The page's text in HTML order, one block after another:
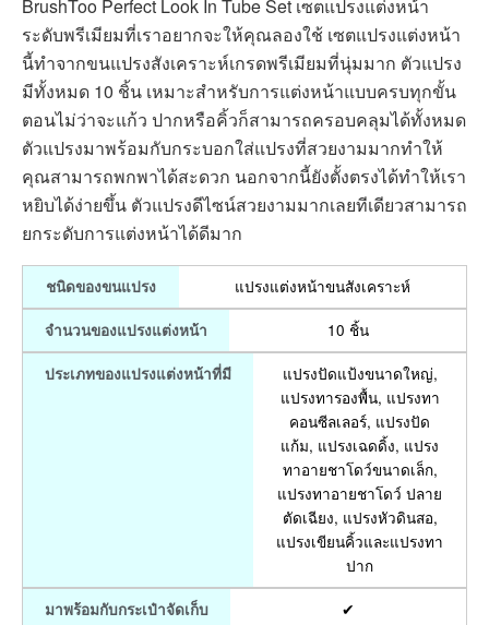
BrushToo Perfect Look In Tube Set เซตแปรงแต่งหน้า
ระดับพรีเมียมที่เราอยากจะให้คุณลองใช้ เซตแปรงแต่งหน้า
นี้ทำจากขนแปรงสังเคราะห์เกรดพรีเมียมที่นุ่มมาก ตัวแปรง
มีทั้งหมด 10 ชิ้น เหมาะสำหรับการแต่งหน้าแบบครบทุกขั้น
ตอนไม่ว่าจะแก้ว ปากหรือคิ้วก็สามารถครอบคลุมได้ทั้งหมด
ตัวแปรงมาพร้อมกับกระบอกใส่แปรงที่สวยงามมากทำให้
คุณสามารถพกพาได้สะดวก นอกจากนี้ยังตั้งตรงได้ทำให้เรา
หยิบได้ง่ายขึ้น ตัวแปรงดีไซน์สวยงามมากเลยทีเดียวสามารถ
ยกระดับการแต่งหน้าได้ดีมาก
ชนิดของขนแปรง แปรงแต่งหน้าขนสังเคราะห์
จำนวนของแปรงแต่งหน้า 10 ชิ้น
ประเภทของแปรงแต่งหน้าที่มี
แปรงปัดแป้งขนาดใหญ่,
แปรงทารองพื้น, แปรงทา
คอนซีลเลอร์, แปรงปัด
แก้ม, แปรงเฉดดิ้ง, แปรง
ทาอายชาโดว์ขนาดเล็ก,
แปรงทาอายชาโดว์ ปลาย
ตัดเฉียง, แปรงหัวดินสอ,
แปรงเขียนคิ้วและแปรงทา
ปาก
มาพร้อมกับกระเป๋าจัดเก็บ ✔